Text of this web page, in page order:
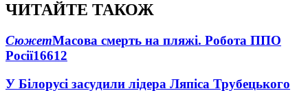
ЧИТАЙТЕ ТАКОЖ
СюжетМасова смерть на пляжі. Робота ППО
Росії16612
У Білорусі засудили лідера Ляпіса Трубецького